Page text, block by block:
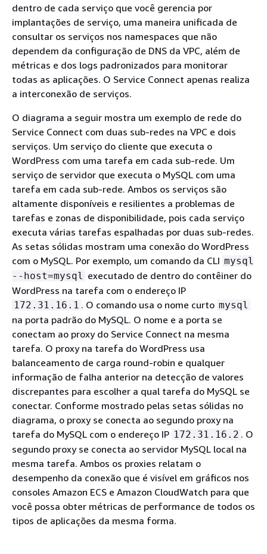
dentro de cada serviço que você gerencia por
implantações de serviço, uma maneira unificada de
consultar os serviços nos namespaces que não
dependem da configuração de DNS da VPC, além de
métricas e dos logs padronizados para monitorar
todas as aplicações. O Service Connect apenas realiza
a interconexão de serviços.
O diagrama a seguir mostra um exemplo de rede do
Service Connect com duas sub-redes na VPC e dois
serviços. Um serviço do cliente que executa o
WordPress com uma tarefa em cada sub-rede. Um
serviço de servidor que executa o MySQL com uma
tarefa em cada sub-rede. Ambos os serviços são
altamente disponíveis e resilientes a problemas de
tarefas e zonas de disponibilidade, pois cada serviço
executa várias tarefas espalhadas por duas sub-redes.
As setas sólidas mostram uma conexão do WordPress
com o MySQL. Por exemplo, um comando da CLI mysql
--host=mysql executado de dentro do contêiner do
WordPress na tarefa com o endereço IP
172.31.16.1 . O comando usa o nome curto mysql
na porta padrão do MySQL. O nome e a porta se
conectam ao proxy do Service Connect na mesma
tarefa. O proxy na tarefa do WordPress usa
balanceamento de carga round-robin e qualquer
informação de falha anterior na detecção de valores
discrepantes para escolher a qual tarefa do MySQL se
conectar. Conforme mostrado pelas setas sólidas no
diagrama, o proxy se conecta ao segundo proxy na
tarefa do MySQL com o endereço IP 172.31.16.2 . O
segundo proxy se conecta ao servidor MySQL local na
mesma tarefa. Ambos os proxies relatam o
desempenho da conexão que é visível em gráficos nos
consoles Amazon ECS e Amazon CloudWatch para que
você possa obter métricas de performance de todos os
tipos de aplicações da mesma forma.